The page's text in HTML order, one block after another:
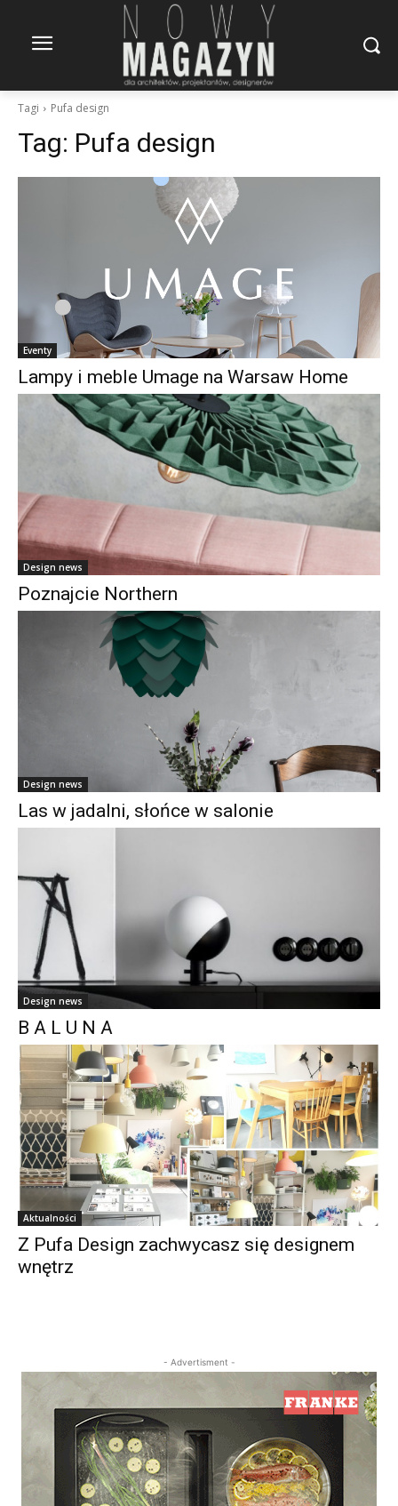
Tagi Pufa design
Tag: Pufa design
Eventy
Lampy i meble Umage na Warsaw Home
Design news
Poznajcie Northern
Design news
Las w jadalni, słońce w salonie
Design news
B A L U N A
Aktualności
Z Pufa Design zachwycasz się designem
wnętrz
- Advertisment -